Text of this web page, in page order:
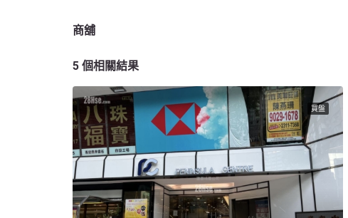
商舖
5 個相關結果
買盤